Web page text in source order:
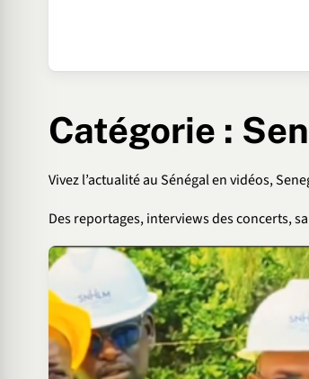
Catégorie :
Vivez l’actualité au Sénégal en vidéos,
Des reportages, interviews des concerts,